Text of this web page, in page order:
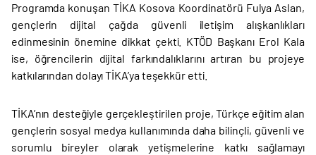
Programda konuşan TİKA Kosova Koordinatörü Fulya Aslan,
gençlerin dijital çağda güvenli iletişim alışkanlıkları
edinmesinin önemine dikkat çekti. KTÖD Başkanı Erol Kala
ise, öğrencilerin dijital farkındalıklarını artıran bu projeye
katkılarından dolayı TİKA’ya teşekkür etti.
TİKA’nın desteğiyle gerçekleştirilen proje, Türkçe eğitim alan
gençlerin sosyal medya kullanımında daha bilinçli, güvenli ve
sorumlu bireyler olarak yetişmelerine katkı sağlamayı